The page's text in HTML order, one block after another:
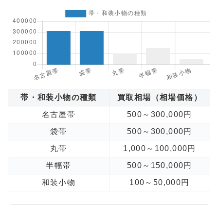
帯・和装小物の種類 買取相場（相場価格）
名古屋帯 500～300,000円
袋帯 500～300,000円
丸帯 1,000～100,000円
半幅帯 500～150,000円
和装小物 100～50,000円